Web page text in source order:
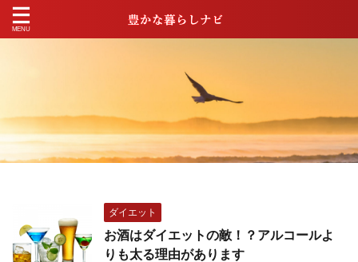
ダイエット
お酒はダイエットの敵！？アルコールよ
りも太る理由があります